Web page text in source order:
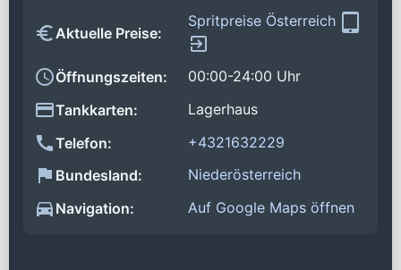
Aktuelle Preise:
Spritpreise Österreich
Öffnungszeiten:
00:00-24:00 Uhr
Tankkarten:
Lagerhaus
Telefon:
+4321632229
Bundesland:
Niederösterreich
Navigation:
Auf Google Maps öffnen